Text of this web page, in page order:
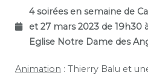
4 soirées en semaine de
et 27 mars 2023 de 19h30
Eglise Notre Dame des
Animation : Thierry Balu et